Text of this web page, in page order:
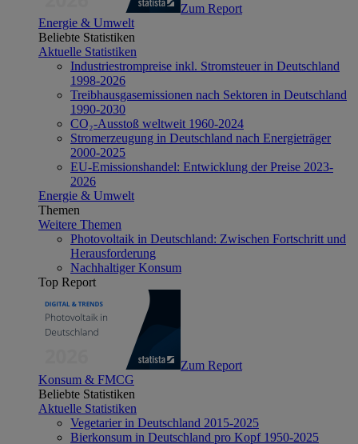
Zum Report
Energie & Umwelt
Beliebte Statistiken
Aktuelle Statistiken
Industriestrompreise inkl. Stromsteuer in Deutschland
1998-2026
Treibhausgasemissionen nach Sektoren in Deutschland
1990-2030
CO₂-Ausstoß weltweit 1960-2024
Stromerzeugung in Deutschland nach Energieträger
2000-2025
EU-Emissionshandel: Entwicklung der Preise 2023-
2026
Energie & Umwelt
Themen
Weitere Themen
Photovoltaik in Deutschland: Zwischen Fortschritt und
Herausforderung
Nachhaltiger Konsum
Top Report
Zum Report
Konsum & FMCG
Beliebte Statistiken
Aktuelle Statistiken
Vegetarier in Deutschland 2015-2025
Bierkonsum in Deutschland pro Kopf 1950-2025